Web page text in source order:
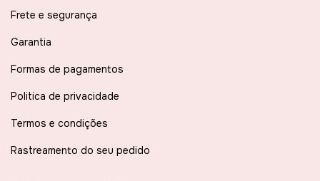
Frete e segurança
Garantia
Formas de pagamentos
Politica de privacidade
Termos e condições
Rastreamento do seu pedido